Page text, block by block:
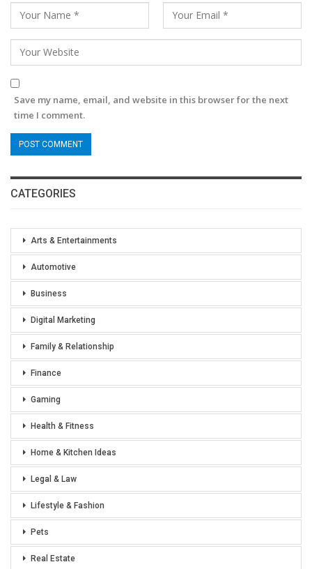
Save my name, email, and website in this browser for the next
time I comment.
CATEGORIES
Arts & Entertainments
Automotive
Business
Digital Marketing
Family & Relationship
Finance
Gaming
Health & Fitness
Home & Kitchen Ideas
Legal & Law
Lifestyle & Fashion
Pets
Real Estate